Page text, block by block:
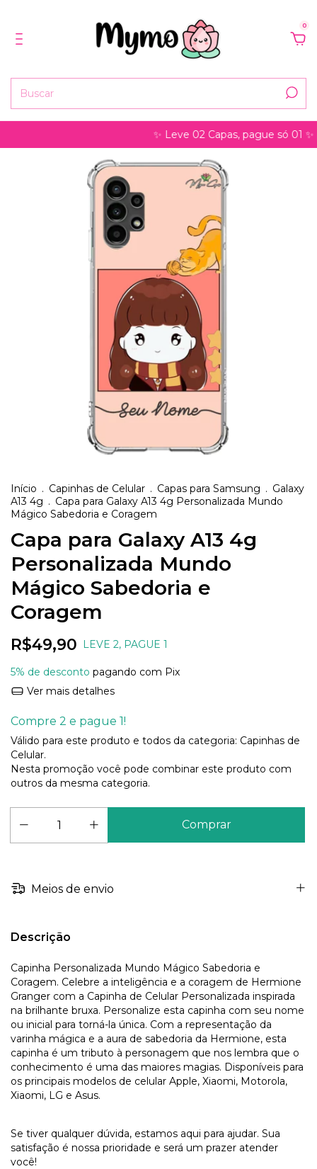
0
✨ Leve 02 Capas, pague só 01 ✨
Início . Capinhas de Celular . Capas para Samsung . Galaxy
A13 4g . Capa para Galaxy A13 4g Personalizada Mundo
Mágico Sabedoria e Coragem
Capa para Galaxy A13 4g
Personalizada Mundo
Mágico Sabedoria e
Coragem
R$49,90 LEVE 2, PAGUE 1
5% de desconto pagando com Pix
Ver mais detalhes
Compre 2 e pague 1!
Válido para este produto e todos da categoria: Capinhas de
Celular.
Nesta promoção você pode combinar este produto com
outros da mesma categoria.
Meios de envio
Descrição
Capinha Personalizada Mundo Mágico Sabedoria e
Coragem. Celebre a inteligência e a coragem de Hermione
Granger com a Capinha de Celular Personalizada inspirada
na brilhante bruxa. Personalize esta capinha com seu nome
ou inicial para torná-la única. Com a representação da
varinha mágica e a aura de sabedoria da Hermione, esta
capinha é um tributo à personagem que nos lembra que o
conhecimento é uma das maiores magias. Disponíveis para
os principais modelos de celular Apple, Xiaomi, Motorola,
Xiaomi, LG e Asus.
Se tiver qualquer dúvida, estamos aqui para ajudar. Sua
satisfação é nossa prioridade e será um prazer atender
você!